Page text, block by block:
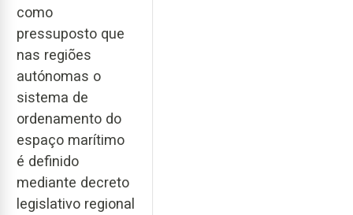
como
pressuposto que
nas regiões
autónomas o
sistema de
ordenamento do
espaço marítimo
é definido
mediante decreto
legislativo regional